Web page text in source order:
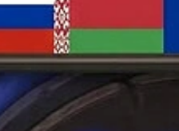
на
странице